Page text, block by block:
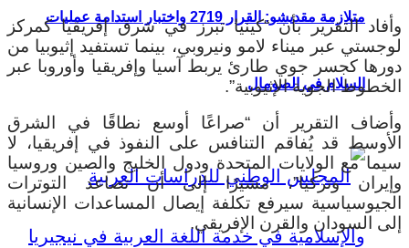
متلازمة مقديشو: القرار 2719 واختبار استدامة عمليات
السلام في الصومال
وأفاد التقرير بأن “كينيا تبرز في شرق إفريقيا كمركز
لوجستي عبر ميناء لامو ونيروبي، بينما تستفيد إثيوبيا من
دورها كجسر جوي طارئ يربط آسيا وإفريقيا وأوروبا عبر
الخطوط الجوية الإثيوبية”.
وأضاف التقرير أن “صراعًا أوسع نطاقًا في الشرق
الأوسط قد يُفاقم التنافس على النفوذ في إفريقيا، لا
سيما مع الولايات المتحدة ودول الخليج والصين وروسيا
وإيران وتركيا”، مشيرًا إلى أن تصاعد التوترات
الجيوسياسية سيرفع تكلفة إيصال المساعدات الإنسانية
إلى السودان والقرن الإفريقي.